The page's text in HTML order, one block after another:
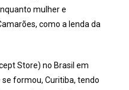
mulher e
como a lenda da
Store) no Brasil em
formou, Curitiba, tendo